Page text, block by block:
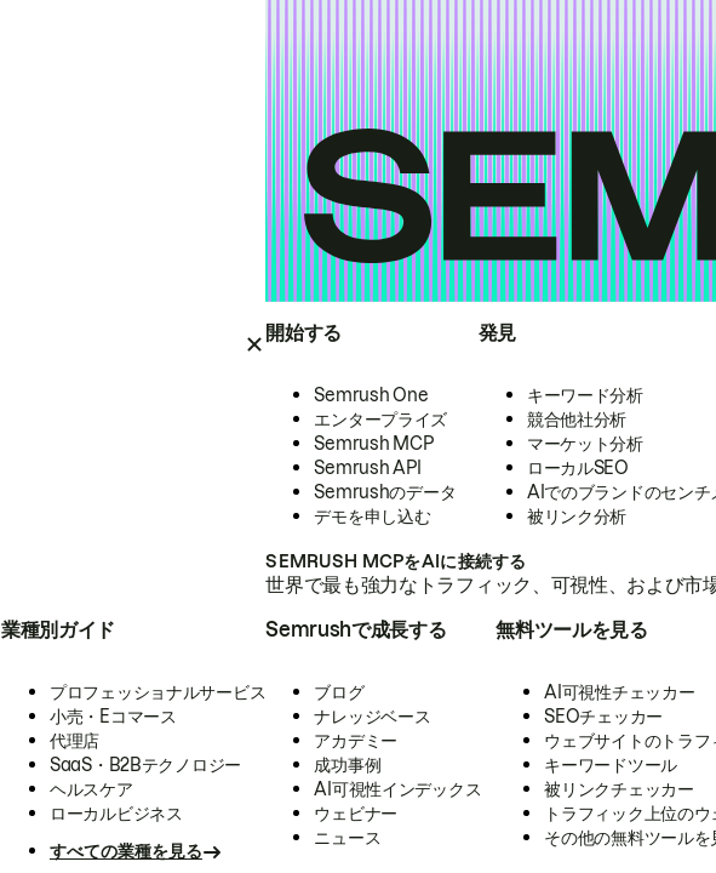
開始する
Semrush One
エンタープライズ
Semrush MCP
Semrush API
Semrushのデータ
デモを申し込む
発見
キーワード分析
競合他社分析
マーケット分析
ローカルSEO
AIでのブランドのセンチ
被リンク分析
SEMRUSH MCPをAIに接続する
世界で最も強力なトラフィック、可視性、および
業種別ガイド
プロフェッショナルサービス
小売・Eコマース
代理店
SaaS・B2Bテクノロジー
ヘルスケア
ローカルビジネス
すべての業種を見る
Semrushで成長する
ブログ
ナレッジベース
アカデミー
成功事例
AI可視性インデックス
ウェビナー
ニュース
無料ツールを見る
AI可視性チェッカー
SEOチェッカー
ウェブサイトのトラ
キーワードツール
被リンクチェッカー
トラフィック上位の
その他の無料ツールを